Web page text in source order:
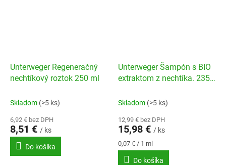
Unterweger Regeneračný
nechtíkový roztok 250 ml
Skladom (>5 ks)
6,92 € bez DPH
8,51 € / ks
Do košíka
Unterweger Šampón s BIO
extraktom z nechtíka. 235
Skladom (>5 ks)
12,99 € bez DPH
15,98 € / ks
Jednotková
cena:
0,07 € / 1 ml
Do košíka